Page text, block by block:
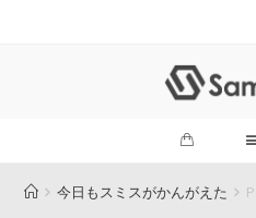
今日もスミスがかんがえた